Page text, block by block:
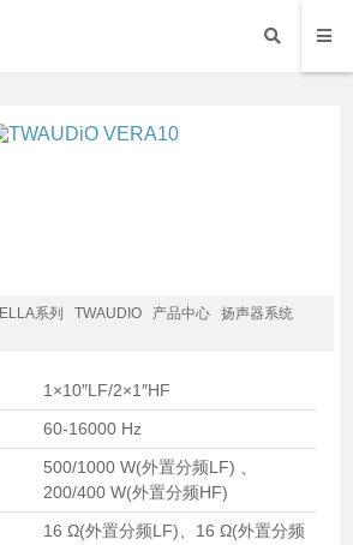
ELLA系列 TWAUDIO 产品中心
扬声器系统
1×10″LF/2×1″HF
60-16000 Hz
500/1000 W(外置分频LF) 、
200/400 W(外置分频HF)
16 Ω(外置分频LF)、16 Ω(外置分频